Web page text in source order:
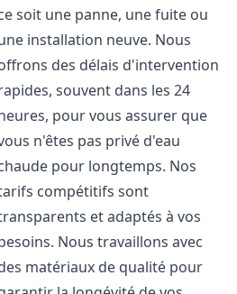
soit une panne, une fuite ou
installation neuve. Nous
des délais d'intervention
souvent dans les 24
pour vous assurer que
n'êtes pas privé d'eau
pour longtemps. Nos
compétitifs sont
et adaptés à vos
Nous travaillons avec
matériaux de qualité pour